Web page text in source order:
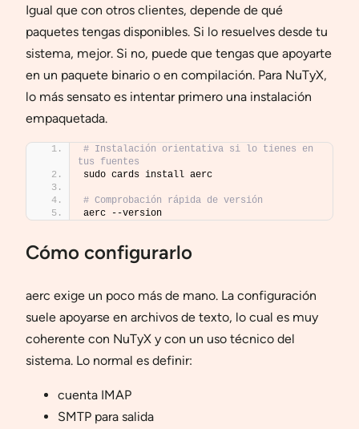
Igual que con otros clientes, depende de qué
paquetes tengas disponibles. Si lo resuelves desde tu
sistema, mejor. Si no, puede que tengas que apoyarte
en un paquete binario o en compilación. Para NuTyX,
lo más sensato es intentar primero una instalación
empaquetada.
# Instalación orientativa si lo tienes en
tus fuentes
sudo cards install aerc
# Comprobación rápida de versión
aerc --version
Cómo configurarlo
aerc exige un poco más de mano. La configuración
suele apoyarse en archivos de texto, lo cual es muy
coherente con NuTyX y con un uso técnico del
sistema. Lo normal es definir:
cuenta IMAP
SMTP para salida